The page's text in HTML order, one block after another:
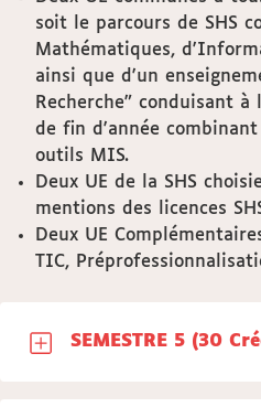
soit le parcours de SHS
Mathématiques,
ainsi que d'un
Recherche" conduisant
de fin d'année
outils MIS.
Deux UE de la SHS
mentions des licences
Deux UE
TIC,
SEMESTRE